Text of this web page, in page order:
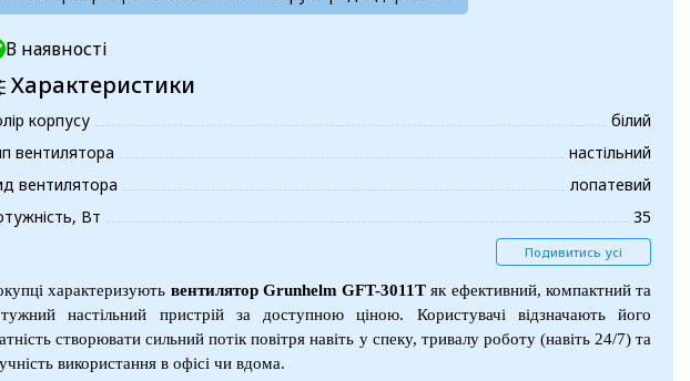
В наявності
Характеристики
корпусу
білий
вентилятора
настільний
вентилятора
лопатевий
Вт
35
Подивитись усі
характеризують вентилятор Grunhelm GFT-3011T як ефективний, компактний та
настільний пристрій за доступною ціною. Користувачі відзначають його
створювати сильний потік повітря навіть у спеку, тривалу роботу (навіть 24/7) та
використання в офісі чи вдома.